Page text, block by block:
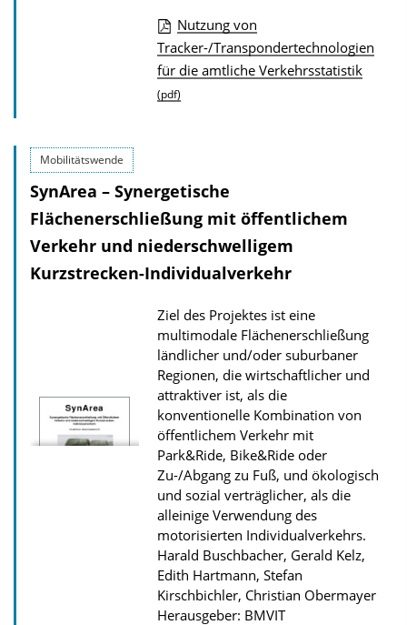
D
o
w
a
d
s
z
r
P
u
b
l
i
k
a
t
i
o
n
Nutzung von
Tracker-/Transpondertechnologien
für die amtliche Verkehrsstatistik
(pdf)
Mobilitätswende
SynArea – Synergetische
Flächenerschließung mit öffentlichem
Verkehr und niederschwelligem
Kurzstrecken-Individualverkehr
Ziel des Projektes ist eine
multimodale Flächenerschließung
ländlicher und/oder suburbaner
Regionen, die wirtschaftlicher und
attraktiver ist, als die
konventionelle Kombination von
öffentlichem Verkehr mit
Park&Ride, Bike&Ride oder
Zu-/Abgang zu Fuß, und ökologisch
und sozial verträglicher, als die
alleinige Verwendung des
motorisierten Individualverkehrs.
Harald Buschbacher, Gerald Kelz,
Edith Hartmann, Stefan
Kirschbichler, Christian Obermayer
Herausgeber: BMVIT